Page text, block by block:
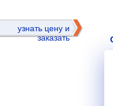
узнать цену и
заказать